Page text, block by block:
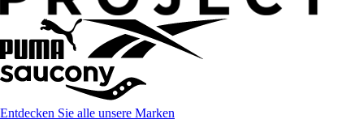
Entdecken Sie alle unsere Marken